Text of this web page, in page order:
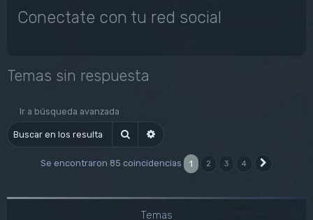
Conectate con tu red social
Temas sin respuesta
Ir a búsqueda avanzada
Buscar Búsqueda avanzada
Se encontraron 85 coincidencias 1 2 3 4
Temas